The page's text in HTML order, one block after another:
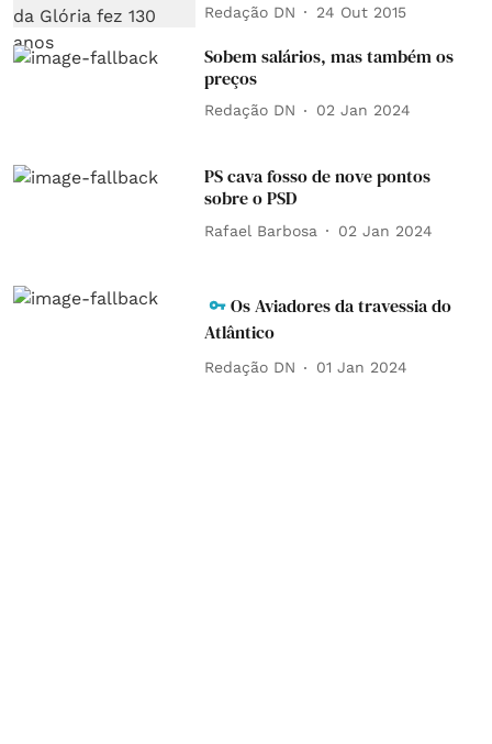
Redação DN 24 Out 2015
Sobem salários, mas também os
preços
Redação DN 02 Jan 2024
PS cava fosso de nove pontos
sobre o PSD
Rafael Barbosa 02 Jan 2024
Os Aviadores da travessia do
Atlântico
Redação DN 01 Jan 2024